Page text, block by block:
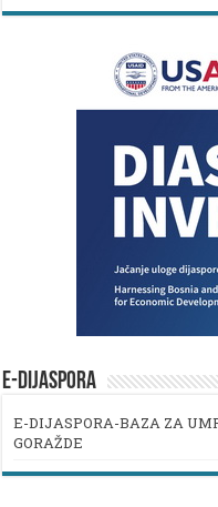
E-DIJASPORA
E-DIJASPORA-BAZA ZA
GORAŽDE